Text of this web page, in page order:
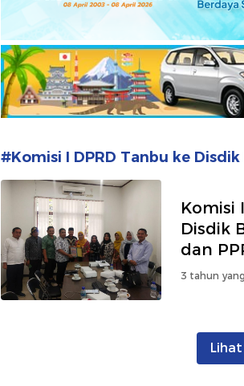
#Komisi I DPRD Tanbu ke
Komisi
Disdik
dan
3 tahun